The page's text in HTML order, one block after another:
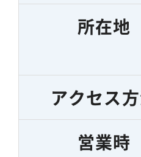
所在地
アクセス
営業時